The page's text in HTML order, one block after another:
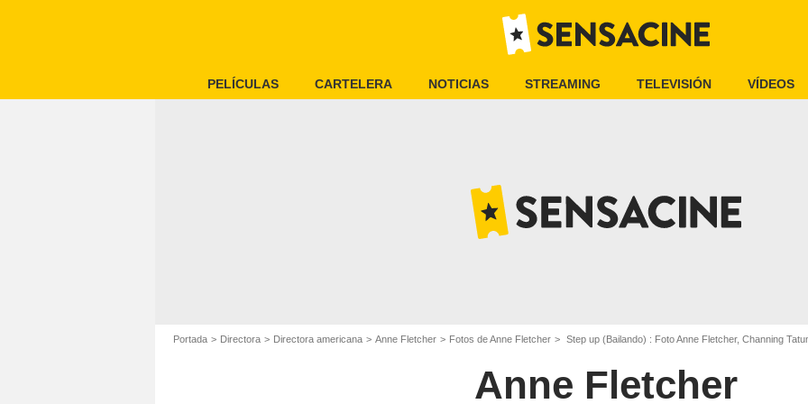
PELÍCULAS CARTELERA NOTICIAS STREAMING TELEVISIÓN VÍDEOS
Portada Directora Directora americana Anne Fletcher Fotos de Anne Fletcher Step up (Bailando) : Foto Anne Fletcher, Channing
Anne Fletcher